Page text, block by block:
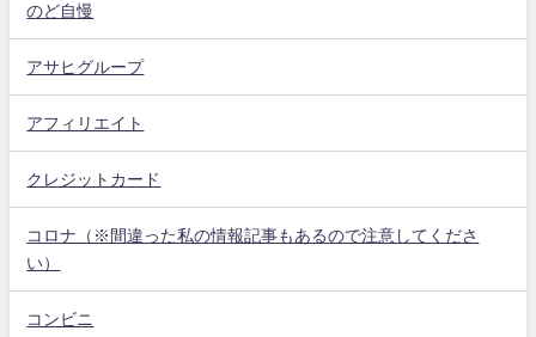
のど自慢
アサヒグループ
アフィリエイト
クレジットカード
コロナ（※間違った私の情報記事もあるので注意してくださ
い）
コンビニ